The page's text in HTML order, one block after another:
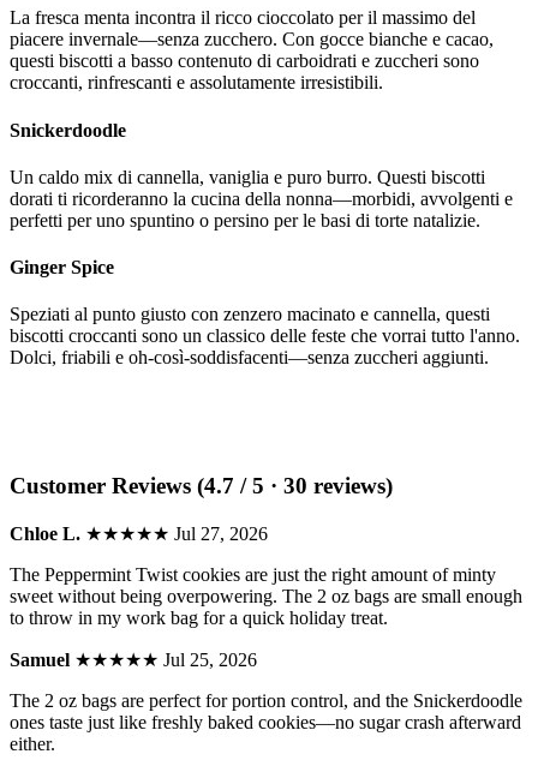
La fresca menta incontra il ricco cioccolato per il massimo del
piacere invernale—senza zucchero. Con gocce bianche e cacao,
questi biscotti a basso contenuto di carboidrati e zuccheri sono
croccanti, rinfrescanti e assolutamente irresistibili.
Snickerdoodle
Un caldo mix di cannella, vaniglia e puro burro. Questi biscotti
dorati ti ricorderanno la cucina della nonna—morbidi, avvolgenti e
perfetti per uno spuntino o persino per le basi di torte natalizie.
Ginger Spice
Speziati al punto giusto con zenzero macinato e cannella, questi
biscotti croccanti sono un classico delle feste che vorrai tutto l'anno.
Dolci, friabili e oh-così-soddisfacenti—senza zuccheri aggiunti.
Customer Reviews (4.7 / 5 · 30 reviews)
Chloe L. ★★★★★ Jul 27, 2026
The Peppermint Twist cookies are just the right amount of minty
sweet without being overpowering. The 2 oz bags are small enough
to throw in my work bag for a quick holiday treat.
Samuel ★★★★★ Jul 25, 2026
The 2 oz bags are perfect for portion control, and the Snickerdoodle
ones taste just like freshly baked cookies—no sugar crash afterward
either.